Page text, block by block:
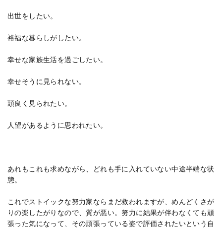
出世をしたい。
裕福な暮らしがしたい。
幸せな家族生活を過ごしたい。
幸せそうに見られない。
頭良く見られたい。
人望があるように思われたい。
あれもこれも求めながら、どれも手に入れていない中途半端な状
態。
これでストイックな努力家ならまだ救われますが、めんどくさが
りの楽したがりなので、質が悪い。努力に結果が伴わなくても頑
張った気になって、その頑張っている姿で評価されたいという自